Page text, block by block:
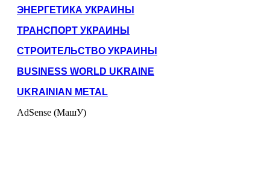
ЭНЕРГЕТИКА УКРАИНЫ
ТРАНСПОРТ УКРАИНЫ
СТРОИТЕЛЬСТВО УКРАИНЫ
BUSINESS WORLD UKRAINE
UKRAINIAN METAL
AdSense (МашУ)